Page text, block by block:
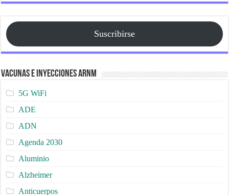
Suscribirse
Vacunas e Inyecciones ARNm
5G WiFi
ADE
ADN
Agenda 2030
Aluminio
Alzheimer
Anticuerpos